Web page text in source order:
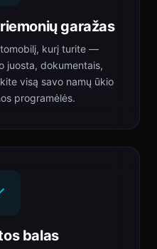
garažas
kurį turite —
juosta, dokumentais,
visą savo namų ūkio
programėlės.
balas